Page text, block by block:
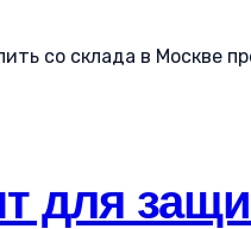
со склада в Москве
для